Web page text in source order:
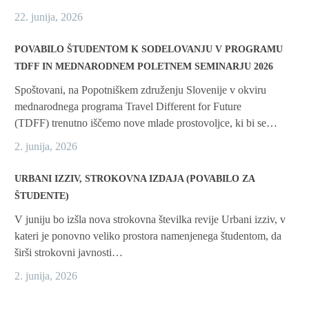
22. junija, 2026
POVABILO ŠTUDENTOM K SODELOVANJU V PROGRAMU
TDFF IN MEDNARODNEM POLETNEM SEMINARJU 2026
Spoštovani, na Popotniškem združenju Slovenije v okviru
mednarodnega programa Travel Different for Future
(TDFF) trenutno iščemo nove mlade prostovoljce, ki bi se…
2. junija, 2026
URBANI IZZIV, STROKOVNA IZDAJA (POVABILO ZA
ŠTUDENTE)
V juniju bo izšla nova strokovna številka revije Urbani izziv, v
kateri je ponovno veliko prostora namenjenega študentom, da
širši strokovni javnosti…
2. junija, 2026